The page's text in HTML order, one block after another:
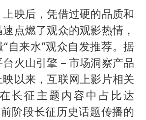
映后，凭借过硬的品质和
点燃了观众的观影热情，
自来水”观众自发推荐。据
火山引擎－市场洞察产品
以来，互联网上影片相关
长征主题内容中占⽐达
阶段⻓征历史话题传播的